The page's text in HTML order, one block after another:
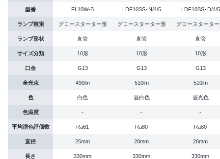
型番 FL10W-B LDF10SS･N/4/5 LDF10SS･D/4/5
ランプ種別 グロースターター形 グロースターター形 グロースタータ
ランプ形状 直管 直管 直管
サイズ分類 10形 10形 10形
口金 G13 G13 G13
全光束 490lm 510lm 510lm
色 白色 昼白色 昼光色
色温度 - - -
平均演色評価数 Ra61 Ra80 Ra80
直径 25mm 28mm 28mm
長さ 330mm 330mm 330mm